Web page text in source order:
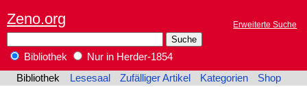
Zeno.org Erweiterte Suche
Bibliothek
Nur in Herder-1854
Bibliothek
Lesesaal Zufälliger Artikel Kategorien Shop